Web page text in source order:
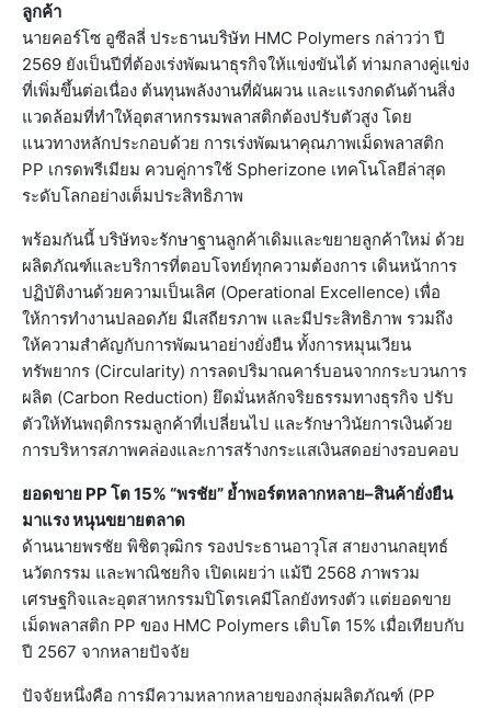
ลูกค้า
นายคอร์โซ อูซีลลี่ ประธานบริษัท HMC Polymers กล่าวว่า ปี
2569 ยังเป็นปีที่ต้องเร่งพัฒนาธุรกิจให้แข่งขันได้ ท่ามกลางคู่แข่ง
ที่เพิ่มขึ้นต่อเนื่อง ต้นทุนพลังงานที่ผันผวน และแรงกดดันด้านสิ่ง
แวดล้อมที่ทำให้อุตสาหกรรมพลาสติกต้องปรับตัวสูง โดย
แนวทางหลักประกอบด้วย การเร่งพัฒนาคุณภาพเม็ดพลาสติก
PP เกรดพรีเมียม ควบคู่การใช้ Spherizone เทคโนโลยีล่าสุด
ระดับโลกอย่างเต็มประสิทธิภาพ
พร้อมกันนี้ บริษัทจะรักษาฐานลูกค้าเดิมและขยายลูกค้าใหม่ ด้วย
ผลิตภัณฑ์และบริการที่ตอบโจทย์ทุกความต้องการ เดินหน้าการ
ปฏิบัติงานด้วยความเป็นเลิศ (Operational Excellence) เพื่อ
ให้การทำงานปลอดภัย มีเสถียรภาพ และมีประสิทธิภาพ รวมถึง
ให้ความสำคัญกับการพัฒนาอย่างยั่งยืน ทั้งการหมุนเวียน
ทรัพยากร (Circularity) การลดปริมาณคาร์บอนจากกระบวนการ
ผลิต (Carbon Reduction) ยึดมั่นหลักจริยธรรมทางธุรกิจ ปรับ
ตัวให้ทันพฤติกรรมลูกค้าที่เปลี่ยนไป และรักษาวินัยการเงินด้วย
การบริหารสภาพคล่องและการสร้างกระแสเงินสดอย่างรอบคอบ
ยอดขาย PP โต 15% “พรชัย” ย้ำพอร์ตหลากหลาย–สินค้ายั่งยืน
มาแรง หนุนขยายตลาด
ด้านนายพรชัย พิชิตวุฒิกร รองประธานอาวุโส สายงานกลยุทธ์
นวัตกรรม และพาณิชยกิจ เปิดเผยว่า แม้ปี 2568 ภาพรวม
เศรษฐกิจและอุตสาหกรรมปิโตรเคมีโลกยังทรงตัว แต่ยอดขาย
เม็ดพลาสติก PP ของ HMC Polymers เติบโต 15% เมื่อเทียบกับ
ปี 2567 จากหลายปัจจัย
ปัจจัยหนึ่งคือ การมีความหลากหลายของกลุ่มผลิตภัณฑ์ (PP